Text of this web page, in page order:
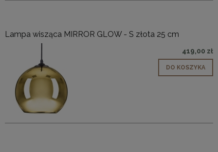
Lampa wisząca MIRROR GLOW - S złota 25 cm
419,00 zł
DO KOSZYKA